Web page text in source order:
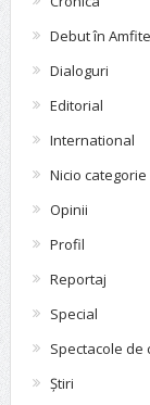
Debut în
Dialoguri
Editorial
International
Nicio categorie
Opinii
Profil
Reportaj
Special
Spectacole de
Știri